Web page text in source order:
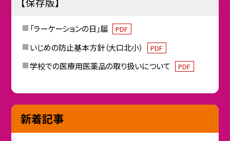
「ラーケーションの日」届 PDF
いじめの防止基本方針（大口北小） PDF
学校での医療用医薬品の取り扱いについて PDF
新着記事